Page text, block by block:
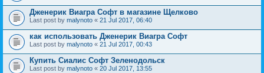
Дженерик Виагра Софт в магазине Щелково
Last post by malynoto « 21 Jul 2017, 06:40
как использовать Дженерик Виагра Софт
Last post by malynoto « 21 Jul 2017, 00:43
Купить Сиалис Софт Зеленодольск
Last post by malynoto « 20 Jul 2017, 13:55